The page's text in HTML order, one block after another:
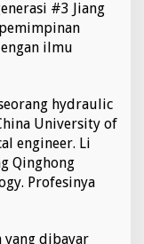
#3 Jiang
ilmu
hydraulic
University of
engineer. Li
Qinghong
Profesinya
yang dibayar